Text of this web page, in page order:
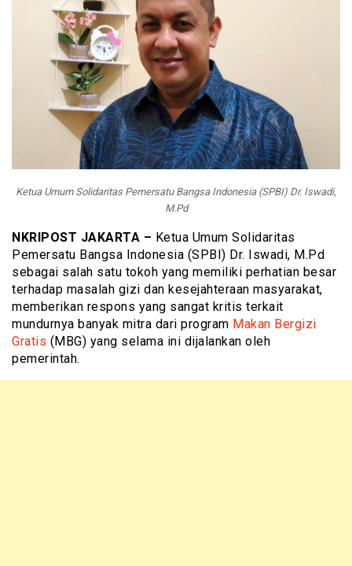
Ketua Umum Solidaritas Pemersatu Bangsa Indonesia (SPBI) Dr. Iswadi,
M.Pd
NKRIPOST JAKARTA – Ketua Umum Solidaritas
Pemersatu Bangsa Indonesia (SPBI) Dr. Iswadi, M.Pd
sebagai salah satu tokoh yang memiliki perhatian besar
terhadap masalah gizi dan kesejahteraan masyarakat,
memberikan respons yang sangat kritis terkait
mundurnya banyak mitra dari program Makan Bergizi
Gratis (MBG) yang selama ini dijalankan oleh
pemerintah.